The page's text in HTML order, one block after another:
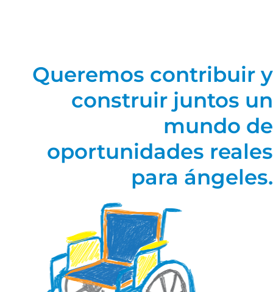
Queremos contribuir y
construir juntos un
mundo de
oportunidades reales
para ángeles.